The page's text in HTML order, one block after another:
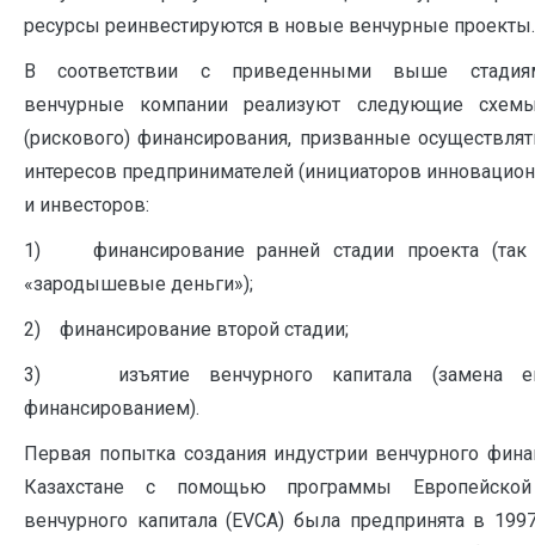
ресурсы реинвестируются в но­вые венчурные проекты.
В соответствии с приведенными выше
венчурные компании реализуют сле­дующие
(рискового) финансирования, призванные
инте­ресов предпринимателей (инициаторов
и инвесторов:
1) финансирование ранней стадии проекта (так
«зародышевые деньги»);
2) финансирование второй стадии;
3) изъятие венчурного капитала (замена
финансированием).
Первая попытка создания индустрии венчурного
Казахстане с помощью про­граммы Европейской
венчурного капитала (ЕVСА) была предпринята в